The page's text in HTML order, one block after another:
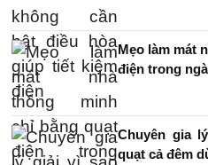
Mẹo làm mát
điện trong
Chuyên gia
quạt cả đêm